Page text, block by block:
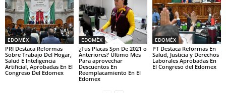
EDOMÉX
PRI Destaca Reformas
Sobre Trabajo Del Hogar,
Salud E Inteligencia
Artificial, Aprobadas En El
Congreso Del Edomex
EDOMÉX
¿Tus Placas Son De 2021 o
Anteriores? Último Mes
Para aprovechar
Descuentos En
Reemplacamiento En El
Edomex
EDOMÉX
PT Destaca Reformas En
Salud, Justicia y Derechos
Laborales Aprobadas En
El Congreso del Edomex